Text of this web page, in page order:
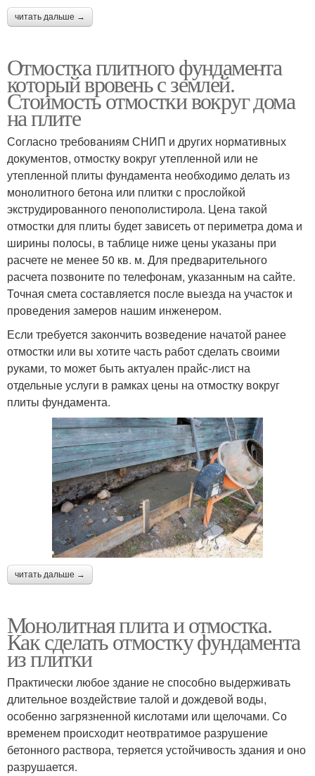
читать дальше →
Отмостка плитного фундамента
который вровень с землей.
Стоимость отмостки вокруг дома
на плите
Согласно требованиям СНИП и других нормативных
документов, отмостку вокруг утепленной или не
утепленной плиты фундамента необходимо делать из
монолитного бетона или плитки с прослойкой
экструдированного пенополистирола. Цена такой
отмостки для плиты будет зависеть от периметра дома и
ширины полосы, в таблице ниже цены указаны при
расчете не менее 50 кв. м. Для предварительного
расчета позвоните по телефонам, указанным на сайте.
Точная смета составляется после выезда на участок и
проведения замеров нашим инженером.
Если требуется закончить возведение начатой ранее
отмостки или вы хотите часть работ сделать своими
руками, то может быть актуален прайс-лист на
отдельные услуги в рамках цены на отмостку вокруг
плиты фундамента.
читать дальше →
Монолитная плита и отмостка.
Как сделать отмостку фундамента
из плитки
Практически любое здание не способно выдерживать
длительное воздействие талой и дождевой воды,
особенно загрязненной кислотами или щелочами. Со
временем происходит неотвратимое разрушение
бетонного раствора, теряется устойчивость здания и оно
разрушается.